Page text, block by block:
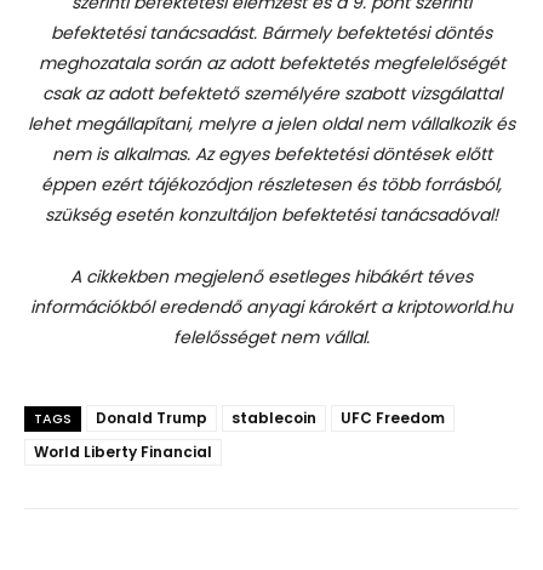
befektetési tanácsadást. Bármely befektetési döntés
meghozatala során az adott befektetés megfelelőségét
csak az adott befektető személyére szabott vizsgálattal
lehet megállapítani, melyre a jelen oldal nem vállalkozik és
nem is alkalmas. Az egyes befektetési döntések előtt
éppen ezért tájékozódjon részletesen és több forrásból,
szükség esetén konzultáljon befektetési tanácsadóval!
A cikkekben megjelenő esetleges hibákért téves
információkból eredendő anyagi károkért a kriptoworld.hu
felelősséget nem vállal.
TAGS Donald Trump stablecoin
UFC Freedom
World Liberty Financial